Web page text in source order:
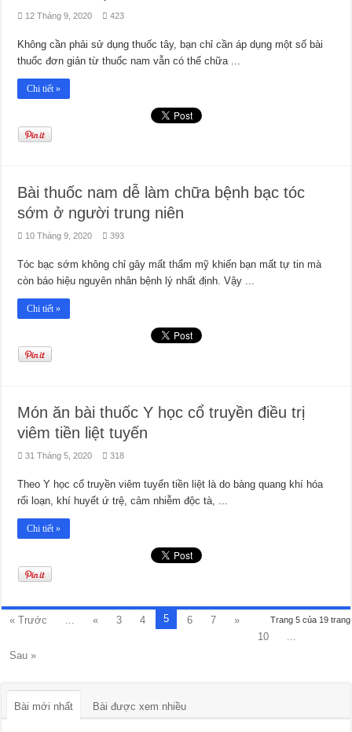
12 Tháng 9, 2020 423
Không cần phải sử dụng thuốc tây, bạn chỉ cần áp dụng một số bài
thuốc đơn giản từ thuốc nam vẫn có thể chữa ...
Chi tiết »
Bài thuốc nam dễ làm chữa bệnh bạc tóc
sớm ở người trung niên
10 Tháng 9, 2020 393
Tóc bạc sớm không chỉ gây mất thẩm mỹ khiến bạn mất tự tin mà
còn báo hiệu nguyên nhân bệnh lý nhất định. Vậy ...
Chi tiết »
Món ăn bài thuốc Y học cổ truyền điều trị
viêm tiền liệt tuyến
31 Tháng 5, 2020 318
Theo Y học cổ truyền viêm tuyến tiền liệt là do bàng quang khí hóa
rối loạn, khí huyết ứ trệ, cảm nhiễm độc tà, ...
Chi tiết »
Trang 5 của 19 trang
« Trước ... « 3 4 5 6 7
»
10
...
Sau »
Bài mới nhất Bài được xem nhiều